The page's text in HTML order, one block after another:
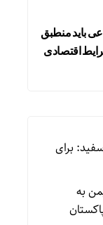
باید منطبق
اقتصادی
برای
به